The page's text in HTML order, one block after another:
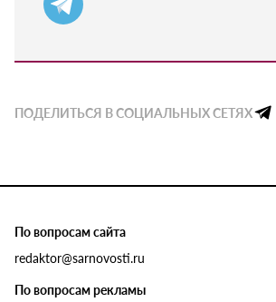
ПОДЕЛИТЬСЯ В СОЦИАЛЬНЫХ СЕТЯХ
По вопросам сайта
redaktor@sarnovosti.ru
По вопросам рекламы